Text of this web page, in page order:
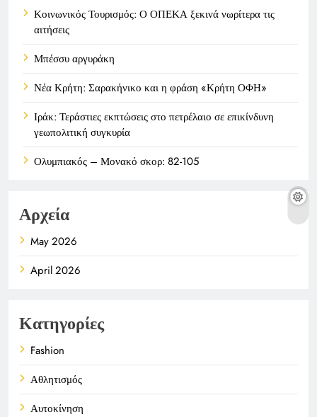
Κοινωνικός Τουρισμός: Ο ΟΠΕΚΑ ξεκινά νωρίτερα τις
αιτήσεις
Μπέσσυ αργυράκη
Νέα Κρήτη: Σαρακήνικο και η φράση «Κρήτη ΟΦΗ»
Ιράκ: Τεράστιες εκπτώσεις στο πετρέλαιο σε επικίνδυνη
γεωπολιτική συγκυρία
Ολυμπιακός – Μονακό σκορ: 82-105
Αρχεία
May 2026
April 2026
Κατηγορίες
Fashion
Αθλητισμός
Αυτοκίνηση